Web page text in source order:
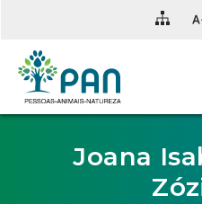
para
conteúdo
principal
da
Joana